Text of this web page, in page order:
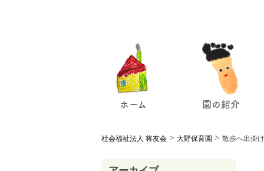
ホーム 園の紹介
社会福祉法人 将友会 > 大野保育園 > 散歩へ出掛